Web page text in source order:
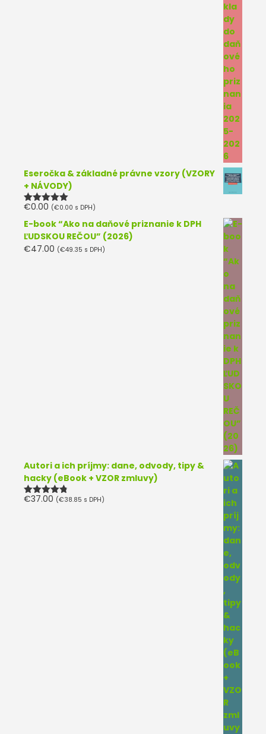
Eseročka & základné právne vzory (VZORY
+ NÁVODY)
Hodnotenie
€0.00 (€0.00 s DPH)
E-book “Ako na daňové priznanie k DPH
ĽUDSKOU REČOU” (2026)
€47.00 (€49.35 s DPH)
Autori a ich príjmy: dane, odvody, tipy &
hacky (eBook + VZOR zmluvy)
Hodnotenie
€37.00 (€38.85 s DPH)